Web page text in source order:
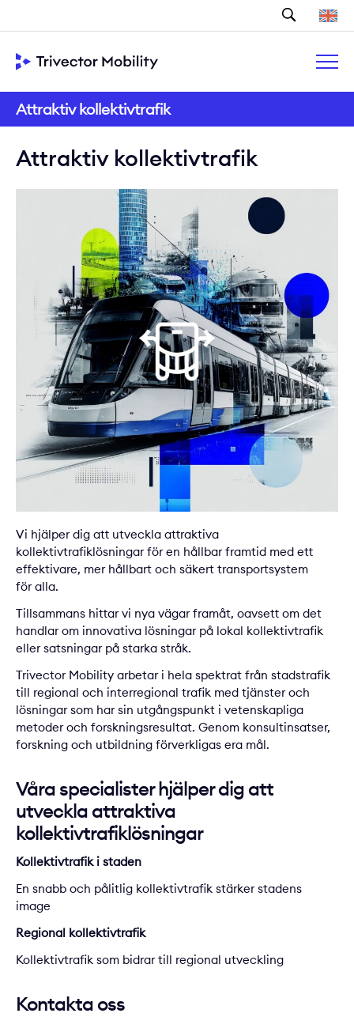
Sök
Attraktiv kollektivtrafik
Attraktiv kollektivtrafik
Vi hjälper dig att utveckla attraktiva
kollektivtrafiklösningar för en hållbar framtid med ett
effektivare, mer hållbart och säkert transportsystem
för alla.
Tillsammans hittar vi nya vägar framåt, oavsett om det
handlar om innovativa lösningar på lokal kollektivtrafik
eller satsningar på starka stråk.
Trivector Mobility arbetar i hela spektrat från stadstrafik
till regional och interregional trafik med tjänster och
lösningar som har sin utgångspunkt i vetenskapliga
metoder och forskningsresultat. Genom konsultinsatser,
forskning och utbildning förverkligas era mål.
Våra specialister hjälper dig att
utveckla attraktiva
kollektivtrafiklösningar
Kollektivtrafik i staden
En snabb och pålitlig kollektivtrafik stärker stadens
image
Regional kollektivtrafik
Kollektivtrafik som bidrar till regional utveckling
Kontakta oss